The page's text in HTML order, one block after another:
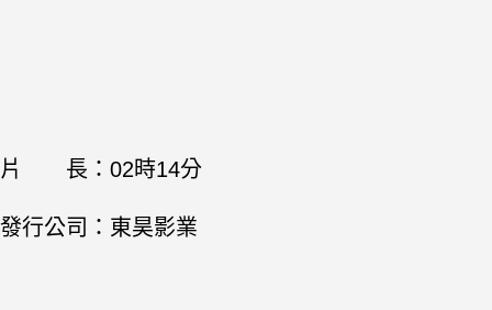
片 長：02時14分
發行公司：東昊影業